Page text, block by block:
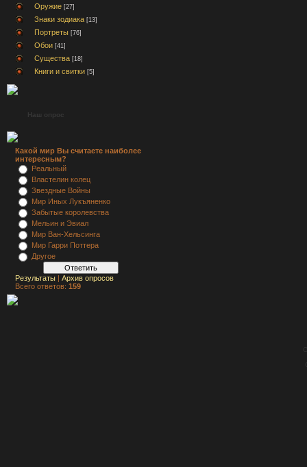
Оружие [27]
Знаки зодиака [13]
Портреты [76]
Обои [41]
Существа [18]
Книги и свитки [5]
Наш опрос
Какой мир Вы считаете наиболее
интересным?
Реальный
Властелин колец
Звездные Войны
Мир Иных Лукъяненко
Забытые королевства
Мельин и Эвиал
Мир Ван-Хельсинга
Мир Гарри Поттера
Другое
Результаты | Архив опросов
Всего ответов: 159